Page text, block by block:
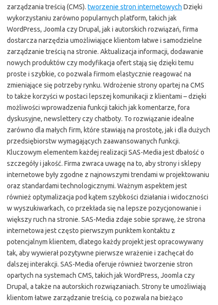
zarządzania treścią (CMS). tworzenie stron internetowych Dzięki
wykorzystaniu zarówno popularnych platform, takich jak
WordPress, Joomla czy Drupal, jak i autorskich rozwiązań, firma
dostarcza narzędzia umożliwiające klientom łatwe i samodzielne
zarządzanie treścią na stronie. Aktualizacja informacji, dodawanie
nowych produktów czy modyfikacja ofert stają się dzięki temu
proste i szybkie, co pozwala firmom elastycznie reagować na
zmieniające się potrzeby rynku. Wdrożenie strony opartej na CMS
to także korzyści w postaci lepszej komunikacji z klientami – dzięki
możliwości wprowadzenia funkcji takich jak komentarze, fora
dyskusyjne, newslettery czy chatboty. To rozwiązanie idealne
zarówno dla małych firm, które stawiają na prostotę, jak i dla dużych
przedsiębiorstw wymagających zaawansowanych funkcji.
Kluczowym elementem każdej realizacji SAS-Media jest dbałość o
szczegóły i jakość. Firma zwraca uwagę na to, aby strony i sklepy
internetowe były zgodne z najnowszymi trendami w projektowaniu
oraz standardami technologicznymi. Ważnym aspektem jest
również optymalizacja pod kątem szybkości działania i widoczności
w wyszukiwarkach, co przekłada się na lepsze pozycjonowanie i
większy ruch na stronie. SAS-Media zdaje sobie sprawę, że strona
internetowa jest często pierwszym punktem kontaktu z
potencjalnym klientem, dlatego każdy projekt jest opracowywany
tak, aby wywierał pozytywne pierwsze wrażenie i zachęcał do
dalszej interakcji. SAS-Media oferuje również tworzenie stron
opartych na systemach CMS, takich jak WordPress, Joomla czy
Drupal, a także na autorskich rozwiązaniach. Strony te umożliwiają
klientom łatwe zarządzanie treścią, co pozwala na bieżąco